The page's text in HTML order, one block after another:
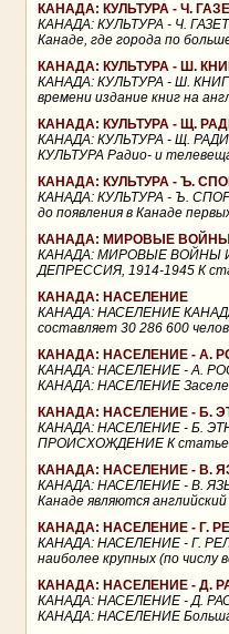
КАНАДА: КУЛЬТУРА - Ч.
КАНАДА: КУЛЬТУРА - Ч.
Канаде, где города по
КАНАДА: КУЛЬТУРА - Ш.
КАНАДА: КУЛЬТУРА - Ш.
времени издание книг на
КАНАДА: КУЛЬТУРА - Щ.
КАНАДА: КУЛЬТУРА - Щ.
КУЛЬТУРА Радио- и
КАНАДА: КУЛЬТУРА - Ъ.
КАНАДА: КУЛЬТУРА - Ъ.
до появления в Канаде
КАНАДА: МИРОВЫЕ ВОЙНЫ
КАНАДА: МИРОВЫЕ ВОЙНЫ
ДЕПРЕССИЯ, 1914-1945 К
КАНАДА: НАСЕЛЕНИЕ
КАНАДА: НАСЕЛЕНИЕ
составляет 30 286 600
КАНАДА: НАСЕЛЕНИЕ - А.
КАНАДА: НАСЕЛЕНИЕ - А.
КАНАДА: НАСЕЛЕНИЕ
КАНАДА: НАСЕЛЕНИЕ - Б.
КАНАДА: НАСЕЛЕНИЕ - Б.
ПРОИСХОЖДЕНИЕ К статье
КАНАДА: НАСЕЛЕНИЕ - В.
КАНАДА: НАСЕЛЕНИЕ - В.
Канаде являются
КАНАДА: НАСЕЛЕНИЕ - Г.
КАНАДА: НАСЕЛЕНИЕ - Г.
наиболее крупных (по числу
КАНАДА: НАСЕЛЕНИЕ - Д.
КАНАДА: НАСЕЛЕНИЕ - Д.
КАНАДА: НАСЕЛЕНИЕ